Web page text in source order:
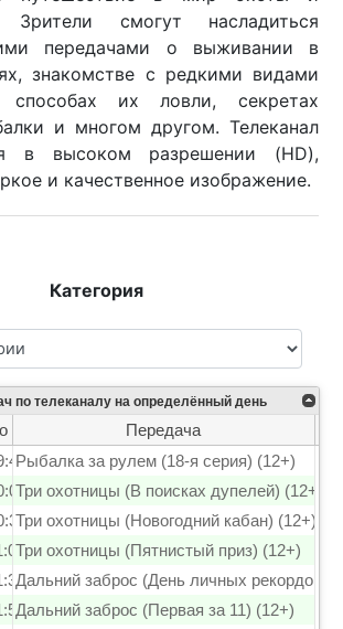
Зрители смогут насладиться
передачами о выживании в
знакомстве с редкими видами
их ловли, секретах
и многом другом. Телеканал
в высоком разрешении (HD),
и качественное изображение.
Категория
по телеканалу на определённый день
Передача
Рыбалка за рулем (18-я серия) (12+)
Три охотницы (В поисках дупелей) (12+)
Три охотницы (Новогодний кабан) (12+)
Три охотницы (Пятнистый приз) (12+)
Дальний заброс (День личных рекордов)
Дальний заброс (Первая за 11) (12+)